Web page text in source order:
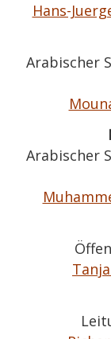
Hans-
Arabischer
Arabischer